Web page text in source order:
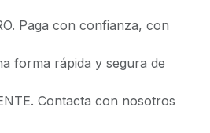
Paga con confianza, con
forma rápida y segura de
Contacta con nosotros